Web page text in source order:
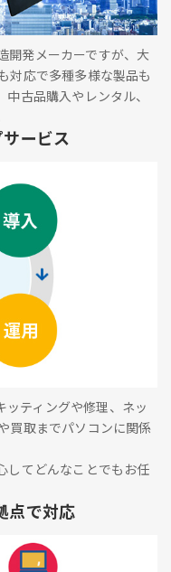
開発メーカーですが、大
対応で多種多様な製品も
古品購入やレンタル、
ービス
ッティングや修理、ネッ
買取までパソコンに関係
してどんなことでもお任
点で対応